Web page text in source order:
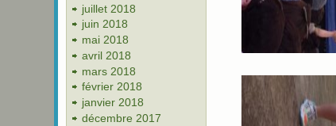
juillet 2018
juin 2018
mai 2018
avril 2018
mars 2018
février 2018
janvier 2018
décembre 2017